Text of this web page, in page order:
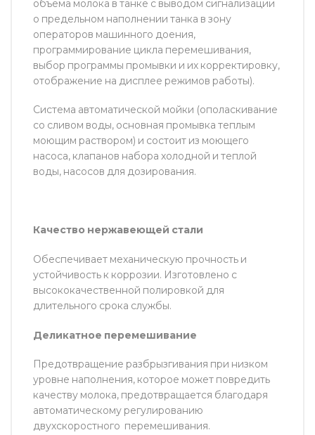
объема молока в танке с выводом сигнализации
о предельном наполнении танка в зону
операторов машинного доения,
программирование цикла перемешивания,
выбор программы промывки и их корректировку,
отображение на дисплее режимов работы).
Система автоматической мойки (ополаскивание
со сливом воды, основная промывка теплым
моющим раствором) и состоит из моющего
насоса, клапанов набора холодной и теплой
воды, насосов для дозирования.
Качество нержавеющей стали
Обеспечивает механическую прочность и
устойчивость к коррозии. Изготовлено с
высококачественной полировкой для
длительного срока службы.
Деликатное перемешивание
Предотвращение разбрызгивания при низком
уровне наполнения, которое может повредить
качеству молока, предотвращается благодаря
автоматическому регулированию
двухскоростного перемешивания.